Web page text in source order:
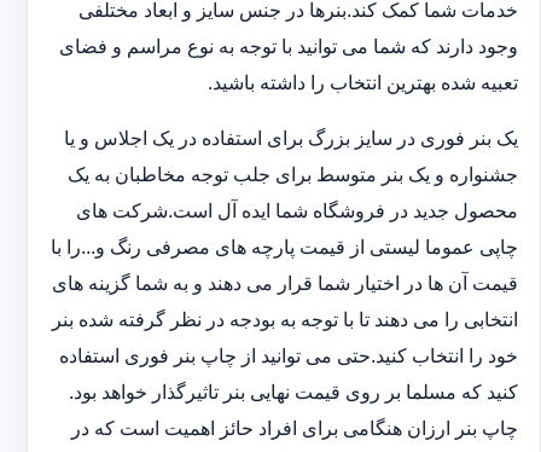
خدمات شما کمک کند.بنرها در جنس سایز و ابعاد مختلفی
وجود دارند که شما می توانید با توجه به نوع مراسم و فضای
تعبیه شده بهترین انتخاب را داشته باشید.
یک بنر فوری در سایز بزرگ برای استفاده در یک اجلاس و یا
جشنواره و یک بنر متوسط برای جلب توجه مخاطبان به یک
محصول جدید در فروشگاه شما ایده آل است.شرکت های
چاپی عموما لیستی از قیمت پارچه های مصرفی رنگ و...را با
قیمت آن ها در اختیار شما قرار می دهند و به شما گزینه های
انتخابی را می دهند تا با توجه به بودجه در نظر گرفته شده بنر
خود را انتخاب کنید.حتی می توانید از چاپ بنر فوری استفاده
کنید که مسلما بر روی قیمت نهایی بنر تاثیرگذار خواهد بود.
چاپ بنر ارزان هنگامی برای افراد حائز اهمیت است که در